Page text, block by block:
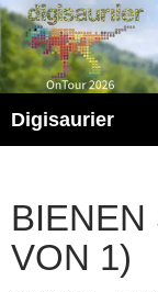
Zum
Inhalt
springen
Digisaurier
BIENEN
ON 1)